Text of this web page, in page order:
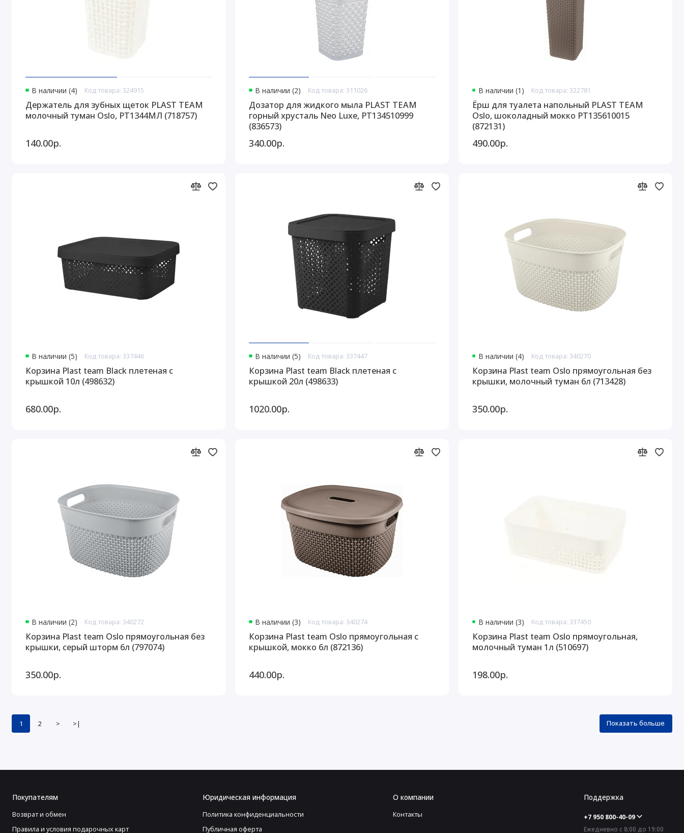
В наличии (4) Код товара: 324915
Держатель для зубных щеток PLAST TEAM
молочный туман Oslo, PT1344МЛ (718757)
140.00р.
В наличии (2) Код товара: 311026
Дозатор для жидкого мыла PLAST TEAM
горный хрусталь Neo Luxe, PT134510999
(836573)
340.00р.
В наличии (1) Код товара: 322781
Ёрш для туалета напольный PLAST TEAM
Oslo, шоколадный мокко PT135610015
(872131)
490.00р.
В наличии (5) Код товара: 337446
Корзина Plast team Black плетеная с
крышкой 10л (498632)
680.00р.
В наличии (5) Код товара: 337447
Корзина Plast team Black плетеная с
крышкой 20л (498633)
1020.00р.
В наличии (4) Код товара: 340270
Корзина Plast team Oslo прямоугольная без
крышки, молочный туман 6л (713428)
350.00р.
В наличии (2) Код товара: 340272
Корзина Plast team Oslo прямоугольная без
крышки, серый шторм 6л (797074)
350.00р.
В наличии (3) Код товара: 340274
Корзина Plast team Oslo прямоугольная с
крышкой, мокко 6л (872136)
440.00р.
В наличии (3) Код товара: 337450
Корзина Plast team Oslo прямоугольная,
молочный туман 1л (510697)
198.00р.
1 2 > >| Показать больше
Покупателям
Возврат и обмен
Правила и условия подарочных карт
Юридическая информация
Политика конфиденциальности
Публичная оферта
О компании
Контакты
Поддержка
+7 950 800-40-09
Ежедневно с 8:00 до 19:00